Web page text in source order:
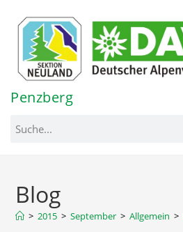
springen
Penzberg
Blog
> 2015 > September > Allgemein >